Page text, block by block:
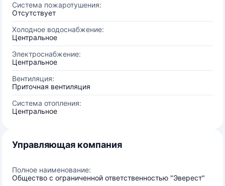
Система пожаротушения:
Отсутствует
Холодное водоснабжение:
Центральное
Электроснабжение:
Центральное
Вентиляция:
Приточная вентиляция
Система отопления:
Центральное
Управляющая компания
Полное наименование:
Общество с ограниченной ответственностью "Эверест"